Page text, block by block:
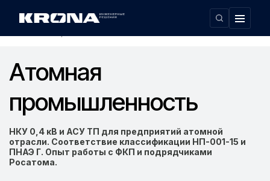
Главная ›Область применения
Атомная
промышленность
НКУ 0,4 кВ и АСУ ТП для предприятий атомной
отрасли. Соответствие классификации НП-001-15 и
ПНАЭ Г. Опыт работы с ФКП и подрядчиками
Росатома.